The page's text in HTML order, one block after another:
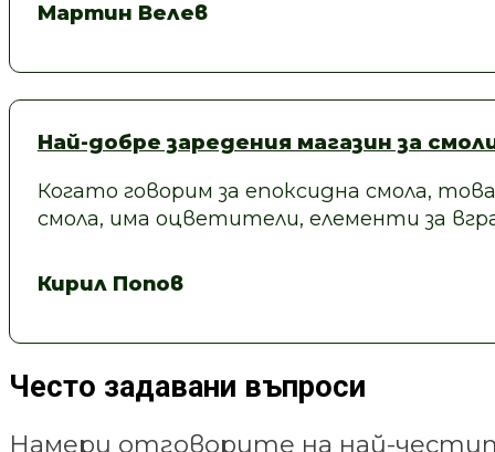
Мартин Велев
Най-добре заредения магазин за
Когато говорим за епоксидна смола,
смола, има оцветители, елементи за
Кирил Попов
Често задавани въпроси
Намери отговорите на най-